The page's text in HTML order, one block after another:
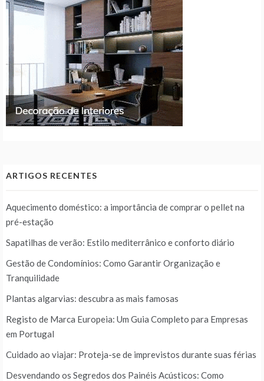
ARTIGOS RECENTES
Aquecimento doméstico: a importância de comprar o pellet na
pré-estação
Sapatilhas de verão: Estilo mediterrânico e conforto diário
Gestão de Condomínios: Como Garantir Organização e
Tranquilidade
Plantas algarvias: descubra as mais famosas
Registo de Marca Europeia: Um Guia Completo para Empresas
em Portugal
Cuidado ao viajar: Proteja-se de imprevistos durante suas férias
Desvendando os Segredos dos Painéis Acústicos: Como